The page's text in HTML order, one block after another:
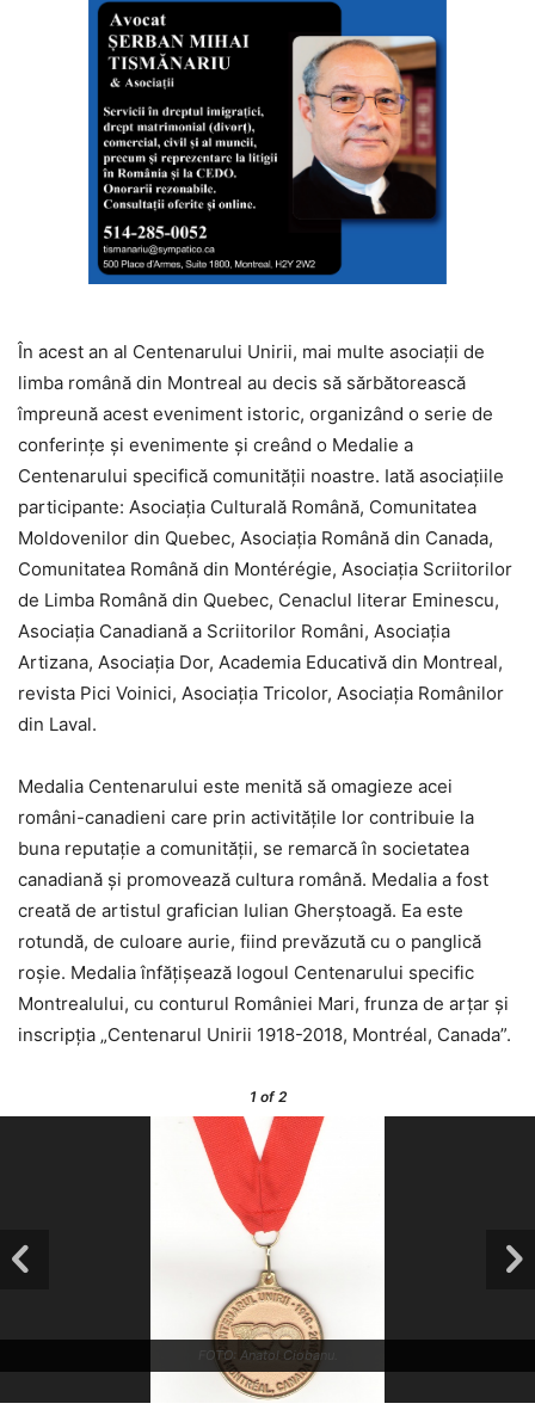
În acest an al Centenarului Unirii, mai multe asociații de
limba română din Montreal au decis să sărbătorească
împreună acest eveniment istoric, organizând o serie de
conferințe și evenimente și creând o Medalie a
Centenarului specifică comunității noastre. Iată asociațiile
participante: Asociația Culturală Română, Comunitatea
Moldovenilor din Quebec, Asociația Română din Canada,
Comunitatea Română din Montérégie, Asociația Scriitorilor
de Limba Română din Quebec, Cenaclul literar Eminescu,
Asociația Canadiană a Scriitorilor Români, Asociația
Artizana, Asociația Dor, Academia Educativă din Montreal,
revista Pici Voinici, Asociația Tricolor, Asociația Românilor
din Laval.
Medalia Centenarului este menită să omagieze acei
români-canadieni care prin activitățile lor contribuie la
buna reputație a comunității, se remarcă în societatea
canadiană și promovează cultura română. Medalia a fost
creată de artistul grafician Iulian Gherștoagă. Ea este
rotundă, de culoare aurie, fiind prevăzută cu o panglică
roșie. Medalia înfățișează logoul Centenarului specific
Montrealului, cu conturul României Mari, frunza de arțar și
inscripția „Centenarul Unirii 1918-2018, Montréal, Canada”.
1of 2
FOTO: Anatol Ciobanu.